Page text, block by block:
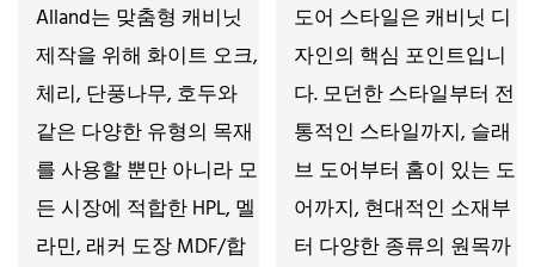
Alland는 맞춤형 캐비닛
제작을 위해 화이트 오크,
체리, 단풍나무, 호두와
같은 다양한 유형의 목재
를 사용할 뿐만 아니라 모
든 시장에 적합한 HPL, 멜
라민, 래커 도장 MDF/합
도어 스타일은 캐비닛 디
자인의 핵심 포인트입니
다. 모던한 스타일부터 전
통적인 스타일까지, 슬래
브 도어부터 홈이 있는 도
어까지, 현대적인 소재부
터 다양한 종류의 원목까